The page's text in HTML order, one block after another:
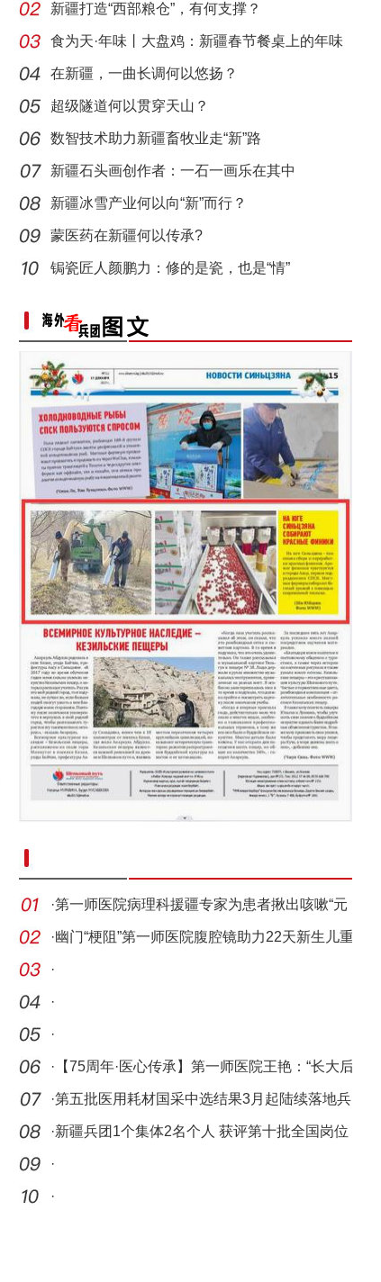
字“活
新疆打造“西部粮仓”，有何支撑？
食为天·年味丨大盘鸡：新疆春节餐桌上的年味
担当
在新疆，一曲长调何以悠扬？
超级隧道何以贯穿天山？
数智技术助力新疆畜牧业走“新”路
新疆石头画创作者：一石一画乐在其中
新疆冰雪产业何以向“新”而行？
蒙医药在新疆何以传承?
锔瓷匠人颜鹏力：修的是瓷，也是“情”
·第一师医院病理科援疆专家为患者揪出咳嗽“元
凶”
·幽门“梗阻”第一师医院腹腔镜助力22天新生儿重
获
·
·
·
· 【75周年·医心传承】第一师医院王艳：“长大后
我
·第五批医用耗材国采中选结果3月起陆续落地兵
团
·新疆兵团1个集体2名个人 获评第十批全国岗位
学雷锋
·
·